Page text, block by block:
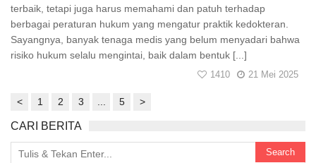
terbaik, tetapi juga harus memahami dan patuh terhadap
berbagai peraturan hukum yang mengatur praktik kedokteran.
Sayangnya, banyak tenaga medis yang belum menyadari bahwa
risiko hukum selalu mengintai, baik dalam bentuk [...]
21 Mei 2025
1410
< 1 2 3 5 >
CARI BERITA